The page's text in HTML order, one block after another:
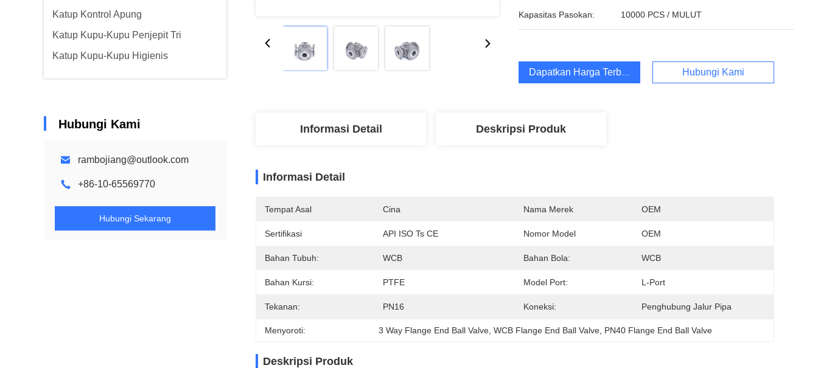
Katup Kontrol Apung
Katup Kupu-Kupu Penjepit Tri
Katup Kupu-Kupu Higienis
Hubungi Kami
rambojiang@outlook.com
+86-10-65569770
Hubungi Sekarang
Kapasitas Pasokan: 10000 PCS / MULUT
Dapatkan Harga Terbaik Hubungi Kami
Informasi Detail Deskripsi Produk
Informasi Detail
Tempat Asal Cina Nama Merek OEM
Sertifikasi API ISO Ts CE Nomor Model OEM
Bahan Tubuh: WCB Bahan Bola: WCB
Bahan Kursi: PTFE Model Port: L-Port
Tekanan: PN16 Koneksi: Penghubung Jalur Pipa
Menyoroti: 3 Way Flange End Ball Valve , WCB Flange End Ball Valve PN40 Flange End Ball Valve
Deskripsi Produk